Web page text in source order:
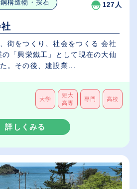
構造物・採石 127人
街をつくり、社会をつくる 会社
「興栄鐵工」として現在の大仙
。その後、建設業...
大学
短大
高専
専門 高校
詳しくみる